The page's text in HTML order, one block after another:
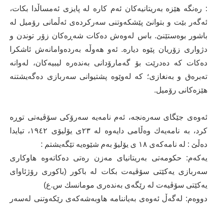
: رەنگە هێزە بەریتانیەكان ئەم كارە لە پایزی ئەمساڵدا بكات،
ئەگەر بێت و بتوانێ پێشكەوتنی سەركردەی ئەڵمانی رۆمیل لە
باشور بوەستێنێ. باس لەوەش دەكات شەڕەكان زۆر توندن و
دژواری زۆریان پێوە دیارە. ئەو هەوڵە بەردەوامانەش ئاشكرا
دەكات كە دەدرێت بۆ گەمارۆدانی بەندەرە لیبیەكان، لەوانە
تەبرەق و بەنغازی؛ كە لەوێوە پشتیوانی سەربازی دەگەیشتنە
هێزەكانی رۆمیل.
ئەوەی جێگای سەرەنجە، ئەم نامەیە سەرۆكی سۆڤیەتی توڕە
كرد، بە نامەیەك وەڵامی دایەوە لە ٢٣ی یۆلیۆی ١٩٤٢، تیایدا
دەڵێ : لە نامەكەی ١٨ ی یۆلیۆ بەم شێوەیە تێگەیشتم :
یەكەم: حكومەتی بەریتانیای مەزن رەتی دەكاتەوە هاوكاری
سەربازی یەكێتی سۆڤیەت بكات لە باكور (باكوری رۆژئاوای
یەكێتی سۆڤیەت لە رێگەی بەندەری مومانسك س.ع)
دووەم: لەگەڵ ئەوەی بەیاننامە هاوبەشەكەی رێكەوتنی لەسەر